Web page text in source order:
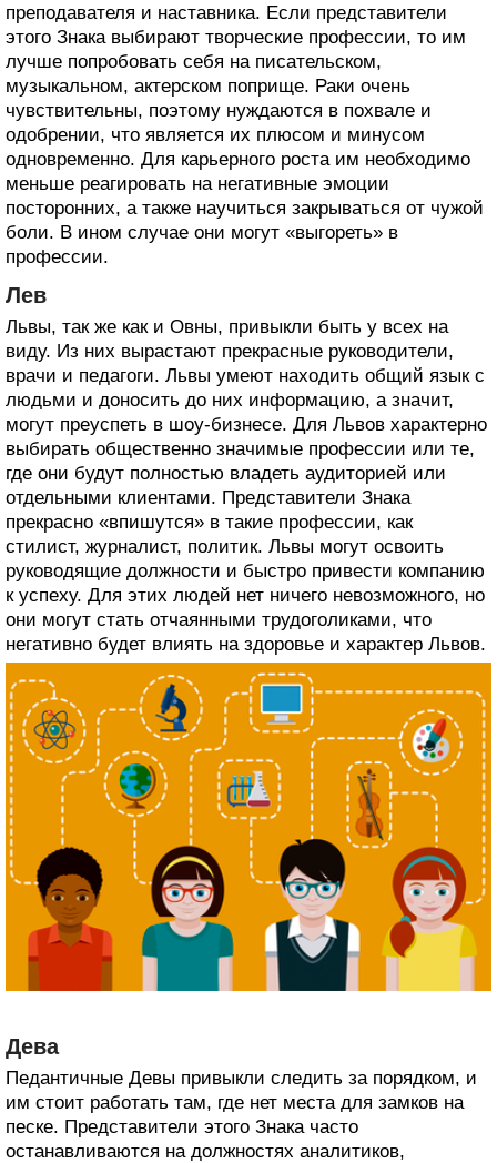
преподавателя и наставника. Если представители
этого Знака выбирают творческие профессии, то им
лучше попробовать себя на писательском,
музыкальном, актерском поприще. Раки очень
чувствительны, поэтому нуждаются в похвале и
одобрении, что является их плюсом и минусом
одновременно. Для карьерного роста им необходимо
меньше реагировать на негативные эмоции
посторонних, а также научиться закрываться от чужой
боли. В ином случае они могут «выгореть» в
профессии.
Лев
Львы, так же как и Овны, привыкли быть у всех на
виду. Из них вырастают прекрасные руководители,
врачи и педагоги. Львы умеют находить общий язык с
людьми и доносить до них информацию, а значит,
могут преуспеть в шоу-бизнесе. Для Львов характерно
выбирать общественно значимые профессии или те,
где они будут полностью владеть аудиторией или
отдельными клиентами. Представители Знака
прекрасно «впишутся» в такие профессии, как
стилист, журналист, политик. Львы могут освоить
руководящие должности и быстро привести компанию
к успеху. Для этих людей нет ничего невозможного, но
они могут стать отчаянными трудоголиками, что
негативно будет влиять на здоровье и характер Львов.
Дева
Педантичные Девы привыкли следить за порядком, и
им стоит работать там, где нет места для замков на
песке. Представители этого Знака часто
останавливаются на должностях аналитиков,